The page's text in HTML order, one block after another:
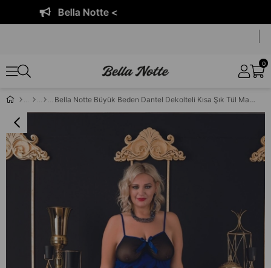
Bella Notte <
0
Bella Notte Büyük Beden Dantel Dekolteli Kısa Şık Tül Mavi Gecelik 3530